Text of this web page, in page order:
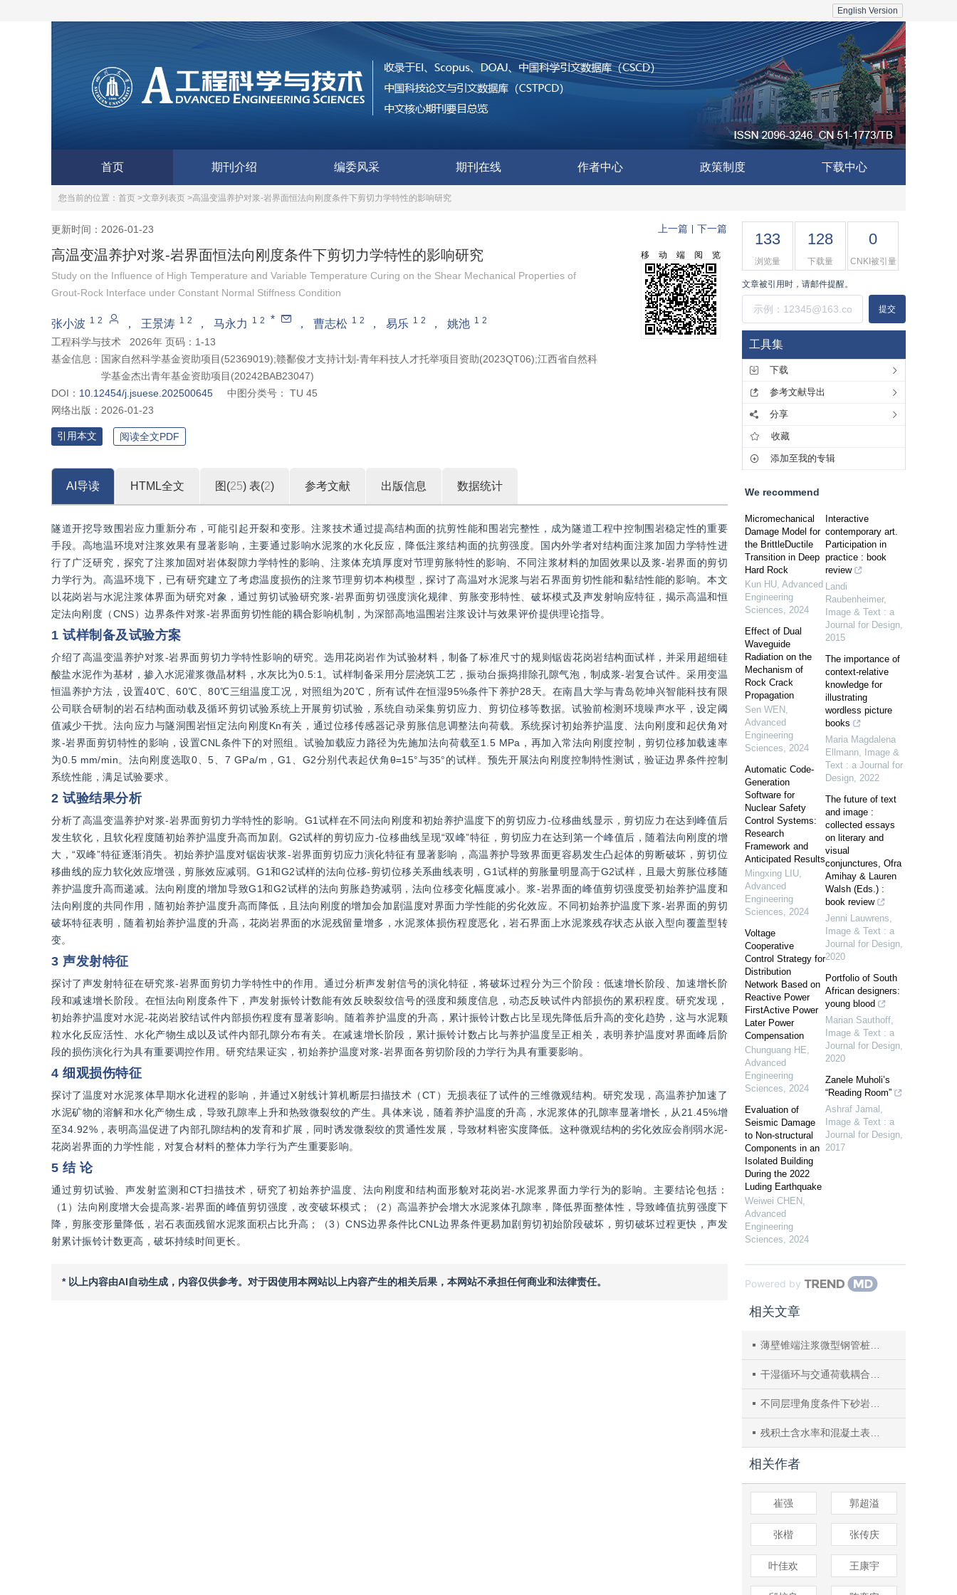
English Version
首页 期刊介绍 编委风采 期刊在线 作者中心 政策制度 下载中心
您当前的位置： 首页 >文章列表页 >高温变温养护对浆-岩界面恒法向刚度条件下剪切力学特性的影响研究
更新时间：2026-01-23 上一篇 下一篇
高温变温养护对浆-岩界面恒法向刚度条件下剪切力学特性的影响研究
Study on the Influence of High Temperature and Variable Temperature Curing on the Shear Mechanical Properties of
Grout-Rock Interface under Constant Normal Stiffness Condition
张小波 1 2 ， 王景涛 1 2 ， 马永力 1 2 * ， 曹志松 1 2 ， 易乐 1 2 ， 姚池 1 2
工程科学与技术
2026年 页码：1-13
基金信息： 国家自然科学基金资助项目(52369019);赣鄱俊才支持计划-青年科技人才托举项目资助(2023QT06);江西省自然科
学基金杰出青年基金资助项目(20242BAB23047)
DOI： 10.12454/j.jsuese.202500645 中图分类号：
TU 45
网络出版： 2026-01-23
移动端阅览
引用本文 阅读全文PDF
AI导读 HTML全文 图(25) 表(2) 参考文献 出版信息 数据统计
隧道开挖导致围岩应力重新分布，可能引起开裂和变形。注浆技术通过提高结构面的抗剪性能和围岩完整性，成为隧道工程中控制围岩稳定性的重要
手段。高地温环境对注浆效果有显著影响，主要通过影响水泥浆的水化反应，降低注浆结构面的抗剪强度。国内外学者对结构面注浆加固力学特性进
行了广泛研究，探究了注浆加固对岩体裂隙力学特性的影响、注浆体充填厚度对节理剪胀特性的影响、不同注浆材料的加固效果以及浆-岩界面的剪切
力学行为。高温环境下，已有研究建立了考虑温度损伤的注浆节理剪切本构模型，探讨了高温对水泥浆与岩石界面剪切性能和黏结性能的影响。本文
以花岗岩与水泥注浆体界面为研究对象，通过剪切试验研究浆-岩界面剪切强度演化规律、剪胀变形特性、破坏模式及声发射响应特征，揭示高温和恒
定法向刚度（CNS）边界条件对浆-岩界面剪切性能的耦合影响机制，为深部高地温围岩注浆设计与效果评价提供理论指导。
1 试样制备及试验方案
介绍了高温变温养护对浆-岩界面剪切力学特性影响的研究。选用花岗岩作为试验材料，制备了标准尺寸的规则锯齿花岗岩结构面试样，并采用超细硅
酸盐水泥作为基材，掺入水泥灌浆微晶材料，水灰比为0.5:1。试样制备采用分层浇筑工艺，振动台振捣排除孔隙气泡，制成浆-岩复合试件。采用变温
恒温养护方法，设置40℃、60℃、80℃三组温度工况，对照组为20℃，所有试件在恒湿95%条件下养护28天。在南昌大学与青岛乾坤兴智能科技有限
公司联合研制的岩石结构面动载及循环剪切试验系统上开展剪切试验，系统自动采集剪切应力、剪切位移等数据。试验前检测环境噪声水平，设定阈
值减少干扰。法向应力与隧洞围岩恒定法向刚度Kn有关，通过位移传感器记录剪胀信息调整法向荷载。系统探讨初始养护温度、法向刚度和起伏角对
浆-岩界面剪切特性的影响，设置CNL条件下的对照组。试验加载应力路径为先施加法向荷载至1.5 MPa，再加入常法向刚度控制，剪切位移加载速率
为0.5 mm/min。法向刚度选取0、5、7 GPa/m，G1、G2分别代表起伏角θ=15°与35°的试样。预先开展法向刚度控制特性测试，验证边界条件控制
系统性能，满足试验要求。
2 试验结果分析
分析了高温变温养护对浆-岩界面剪切力学特性的影响。G1试样在不同法向刚度和初始养护温度下的剪切应力-位移曲线显示，剪切应力在达到峰值后
发生软化，且软化程度随初始养护温度升高而加剧。G2试样的剪切应力-位移曲线呈现“双峰”特征，剪切应力在达到第一个峰值后，随着法向刚度的增
大，“双峰”特征逐渐消失。初始养护温度对锯齿状浆-岩界面剪切应力演化特征有显著影响，高温养护导致界面更容易发生凸起体的剪断破坏，剪切位
移曲线的应力软化效应增强，剪胀效应减弱。G1和G2试样的法向位移-剪切位移关系曲线表明，G1试样的剪胀量明显高于G2试样，且最大剪胀位移随
养护温度升高而递减。法向刚度的增加导致G1和G2试样的法向剪胀趋势减弱，法向位移变化幅度减小。浆-岩界面的峰值剪切强度受初始养护温度和
法向刚度的共同作用，随初始养护温度升高而降低，且法向刚度的增加会加剧温度对界面力学性能的劣化效应。不同初始养护温度下浆-岩界面的剪切
破坏特征表明，随着初始养护温度的升高，花岗岩界面的水泥残留量增多，水泥浆体损伤程度恶化，岩石界面上水泥浆残存状态从嵌入型向覆盖型转
变。
3 声发射特征
探讨了声发射特征在研究浆-岩界面剪切力学特性中的作用。通过分析声发射信号的演化特征，将破坏过程分为三个阶段：低速增长阶段、加速增长阶
段和减速增长阶段。在恒法向刚度条件下，声发射振铃计数能有效反映裂纹信号的强度和频度信息，动态反映试件内部损伤的累积程度。研究发现，
初始养护温度对水泥-花岗岩胶结试件内部损伤程度有显著影响。随着养护温度的升高，累计振铃计数占比呈现先降低后升高的变化趋势，这与水泥颗
粒水化反应活性、水化产物生成以及试件内部孔隙分布有关。在减速增长阶段，累计振铃计数占比与养护温度呈正相关，表明养护温度对界面峰后阶
段的损伤演化行为具有重要调控作用。研究结果证实，初始养护温度对浆-岩界面各剪切阶段的力学行为具有重要影响。
4 细观损伤特征
探讨了温度对水泥浆体早期水化进程的影响，并通过X射线计算机断层扫描技术（CT）无损表征了试件的三维微观结构。研究发现，高温养护加速了
水泥矿物的溶解和水化产物生成，导致孔隙率上升和热致微裂纹的产生。具体来说，随着养护温度的升高，水泥浆体的孔隙率显著增长，从21.45%增
至34.92%，表明高温促进了内部孔隙结构的发育和扩展，同时诱发微裂纹的贯通性发展，导致材料密实度降低。这种微观结构的劣化效应会削弱水泥-
花岗岩界面的力学性能，对复合材料的整体力学行为产生重要影响。
5 结 论
通过剪切试验、声发射监测和CT扫描技术，研究了初始养护温度、法向刚度和结构面形貌对花岗岩-水泥浆界面力学行为的影响。主要结论包括：
（1）法向刚度增大会提高浆-岩界面的峰值剪切强度，改变破坏模式；（2）高温养护会增大水泥浆体孔隙率，降低界面整体性，导致峰值抗剪强度下
降，剪胀变形量降低，岩石表面残留水泥浆面积占比升高；（3）CNS边界条件比CNL边界条件更易加剧剪切初始阶段破坏，剪切破坏过程更快，声发
射累计振铃计数更高，破坏持续时间更长。
* 以上内容由AI自动生成，内容仅供参考。对于因使用本网站以上内容产生的相关后果，本网站不承担任何商业和法律责任。
133
浏览量
128
下载量
0
CNKI被引量
文章被引用时，请邮件提醒。
提交
工具集
下载
参考文献导出
分享
收藏
添加至我的专辑
We recommend
Micromechanical
Damage Model for
the BrittleDuctile
Transition in Deep
Hard Rock
Kun HU, Advanced
Engineering
Sciences, 2024
Effect of Dual
Waveguide
Radiation on the
Mechanism of
Rock Crack
Propagation
Sen WEN ,
Advanced
Engineering
Sciences, 2024
Automatic Code-
Generation
Software for
Nuclear Safety
Control Systems:
Research
Framework and
Anticipated Results
Mingxing LIU,
Advanced
Engineering
Sciences, 2024
Voltage
Cooperative
Control Strategy for
Distribution
Network Based on
Reactive Power
FirstActive Power
Later Power
Compensation
Chunguang HE,
Advanced
Engineering
Sciences, 2024
Evaluation of
Seismic Damage
to Non-structural
Components in an
Isolated Building
During the 2022
Luding Earthquake
Weiwei CHEN ,
Advanced
Engineering
Sciences, 2024
Interactive
contemporary art.
Participation in
practice : book
review
Landi
Raubenheimer,
Image & Text : a
Journal for Design,
2015
The importance of
context-relative
knowledge for
illustrating
wordless picture
books
Maria Magdalena
Ellmann,
Image &
Text : a Journal for
Design, 2022
The future of text
and image :
collected essays
on literary and
visual
conjunctures, Ofra
Amihay & Lauren
Walsh (Eds.) :
book review
Jenni Lauwrens,
Image & Text : a
Journal for Design,
2020
Portfolio of South
African designers:
young blood
Marian Sauthoff,
Image & Text : a
Journal for Design,
2020
Zanele Muholi’s
“Reading Room”
Ashraf Jamal ,
Image & Text : a
Journal for Design,
2017
Powered by
相关文章
薄壁锥端注浆微型钢管桩抗拔承载特性的现场试验
干湿循环与交通荷载耦合作用下路基重塑粉质黏土宏微观性能劣化规律研究
不同层理角度条件下砂岩细观破坏及声发射特征试验研究
残积土含水率和混凝土表面粗糙度对界面剪切特性影响
相关作者
崔强 郭超溢
张楷 张传庆
叶佳欢 王康宇